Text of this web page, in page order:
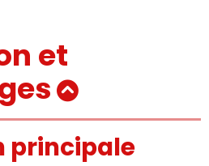
et
principale